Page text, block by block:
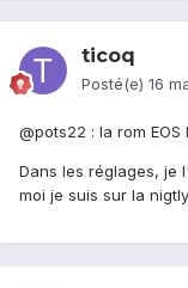
ticoq
Posté(e) 16
@pots22 : la rom EOS
Dans les réglages, je
moi je suis sur la